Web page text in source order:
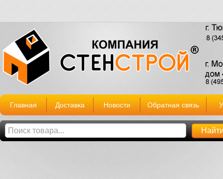
Главная Доставка Новости Обратная связь